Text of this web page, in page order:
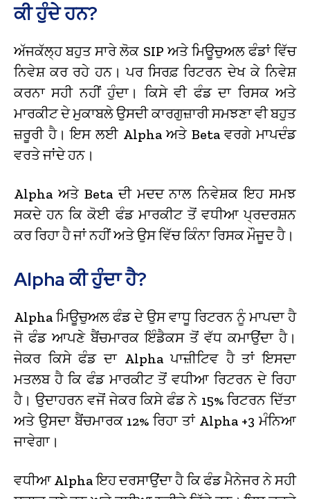
ਕੀ ਹੁੰਦੇ ਹਨ?
ਅੱਜਕੱਲ੍ਹ ਬਹੁਤ ਸਾਰੇ ਲੋਕ SIP ਅਤੇ ਮਿਊਚੁਅਲ ਫੰਡਾਂ ਵਿੱਚ
ਨਿਵੇਸ਼ ਕਰ ਰਹੇ ਹਨ। ਪਰ ਸਿਰਫ਼ ਰਿਟਰਨ ਦੇਖ ਕੇ ਨਿਵੇਸ਼
ਕਰਨਾ ਸਹੀ ਨਹੀਂ ਹੁੰਦਾ। ਕਿਸੇ ਵੀ ਫੰਡ ਦਾ ਰਿਸਕ ਅਤੇ
ਮਾਰਕੀਟ ਦੇ ਮੁਕਾਬਲੇ ਉਸਦੀ ਕਾਰਗੁਜ਼ਾਰੀ ਸਮਝਣਾ ਵੀ ਬਹੁਤ
ਜ਼ਰੂਰੀ ਹੈ। ਇਸ ਲਈ Alpha ਅਤੇ Beta ਵਰਗੇ ਮਾਪਦੰਡ
ਵਰਤੇ ਜਾਂਦੇ ਹਨ।
Alpha ਅਤੇ Beta ਦੀ ਮਦਦ ਨਾਲ ਨਿਵੇਸ਼ਕ ਇਹ ਸਮਝ
ਸਕਦੇ ਹਨ ਕਿ ਕੋਈ ਫੰਡ ਮਾਰਕੀਟ ਤੋਂ ਵਧੀਆ ਪ੍ਰਦਰਸ਼ਨ
ਕਰ ਰਿਹਾ ਹੈ ਜਾਂ ਨਹੀਂ ਅਤੇ ਉਸ ਵਿੱਚ ਕਿੰਨਾ ਰਿਸਕ ਮੌਜੂਦ ਹੈ।
Alpha ਕੀ ਹੁੰਦਾ ਹੈ?
Alpha ਮਿਊਚੁਅਲ ਫੰਡ ਦੇ ਉਸ ਵਾਧੂ ਰਿਟਰਨ ਨੂੰ ਮਾਪਦਾ ਹੈ
ਜੋ ਫੰਡ ਆਪਣੇ ਬੈਂਚਮਾਰਕ ਇੰਡੈਕਸ ਤੋਂ ਵੱਧ ਕਮਾਉਂਦਾ ਹੈ।
ਜੇਕਰ ਕਿਸੇ ਫੰਡ ਦਾ Alpha ਪਾਜ਼ੀਟਿਵ ਹੈ ਤਾਂ ਇਸਦਾ
ਮਤਲਬ ਹੈ ਕਿ ਫੰਡ ਮਾਰਕੀਟ ਤੋਂ ਵਧੀਆ ਰਿਟਰਨ ਦੇ ਰਿਹਾ
ਹੈ। ਉਦਾਹਰਨ ਵਜੋਂ ਜੇਕਰ ਕਿਸੇ ਫੰਡ ਨੇ 15% ਰਿਟਰਨ ਦਿੱਤਾ
ਅਤੇ ਉਸਦਾ ਬੈਂਚਮਾਰਕ 12% ਰਿਹਾ ਤਾਂ Alpha +3 ਮੰਨਿਆ
ਜਾਵੇਗਾ।
ਵਧੀਆ Alpha ਇਹ ਦਰਸਾਉਂਦਾ ਹੈ ਕਿ ਫੰਡ ਮੈਨੇਜਰ ਨੇ ਸਹੀ